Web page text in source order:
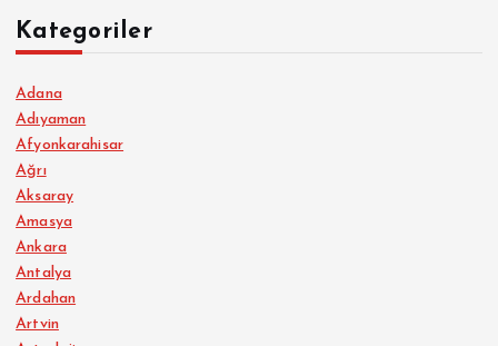
Kategoriler
Adana
Adıyaman
Afyonkarahisar
Ağrı
Aksaray
Amasya
Ankara
Antalya
Ardahan
Artvin